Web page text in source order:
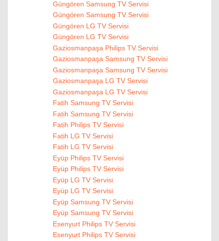
Güngören Samsung TV Servisi
Güngören Samsung TV Servisi
Güngören LG TV Servisi
Güngören LG TV Servisi
Gaziosmanpaşa Philips TV Servisi
Gaziosmanpaşa Samsung TV Servisi
Gaziosmanpaşa Samsung TV Servisi
Gaziosmanpaşa LG TV Servisi
Gaziosmanpaşa LG TV Servisi
Fatih Samsung TV Servisi
Fatih Samsung TV Servisi
Fatih Philips TV Servisi
Fatih LG TV Servisi
Fatih LG TV Servisi
Eyüp Philips TV Servisi
Eyüp Philips TV Servisi
Eyüp LG TV Servisi
Eyüp LG TV Servisi
Eyüp Samsung TV Servisi
Eyüp Samsung TV Servisi
Esenyurt Philips TV Servisi
Esenyurt Philips TV Servisi